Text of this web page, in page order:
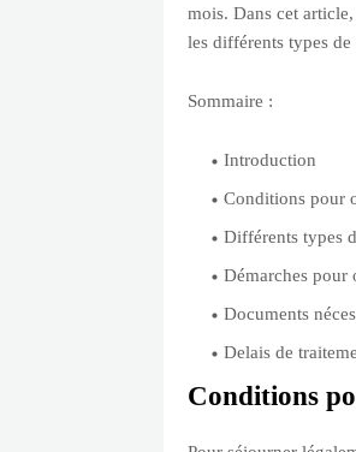
mois. Dans cet
les différents types de
Sommaire :
Introduction
Conditions pour
Différents types
Démarches pour
Documents
Delais de
Conditions